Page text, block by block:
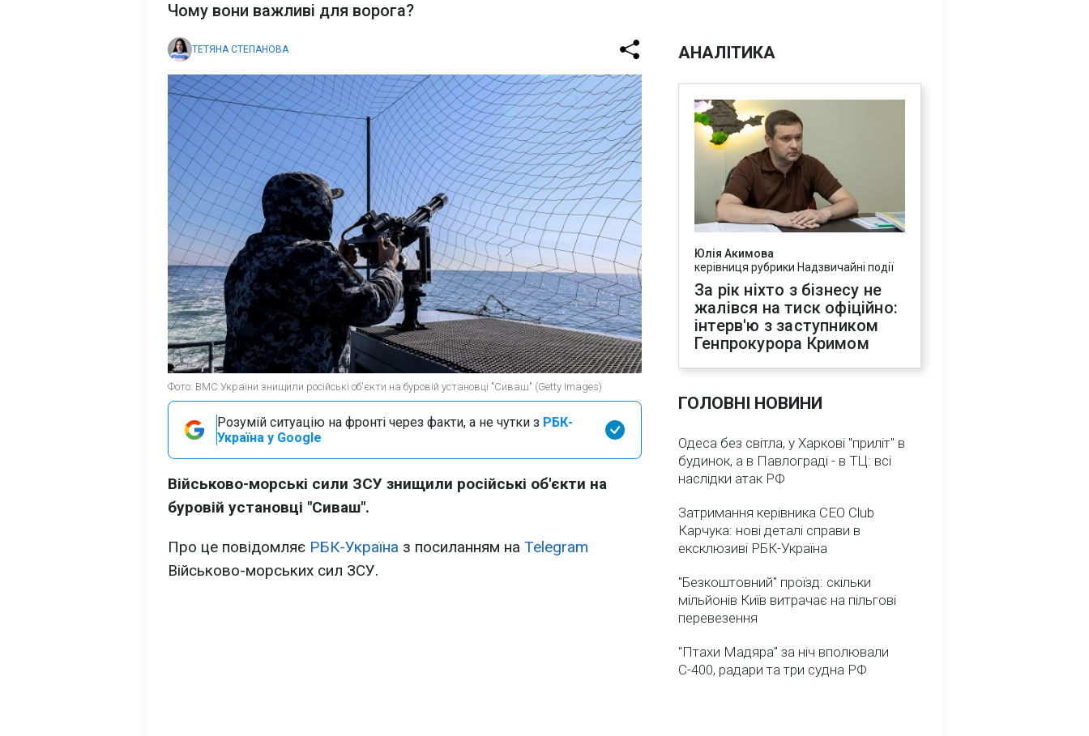
Чому вони важливі для ворога?
ТЕТЯНА СТЕПАНОВА
Фото: ВМС України знищили російські об'єкти на буровій установці "Сиваш" (Getty Images)
Розумій ситуацію на фронті через факти, а не чутки з РБК-
Україна у Google
Військово-морські сили ЗСУ знищили російські об'єкти на
буровій установці "Сиваш".
Про це повідомляє РБК-Україна з посиланням на Telegram
Військово-морських сил ЗСУ.
АНАЛІТИКА
Юлія Акимова
керівниця рубрики Надзвичайні події
За рік ніхто з бізнесу не
жалівся на тиск офіційно:
інтерв'ю з заступником
Генпрокурора Кримом
ГОЛОВНІ НОВИНИ
Одеса без світла, у Харкові "приліт" в
будинок, а в Павлограді - в ТЦ: всі
наслідки атак РФ
Затримання керівника CEO Club
Карчука: нові деталі справи в
ексклюзиві РБК-Україна
"Безкоштовний" проїзд: скільки
мільйонів Київ витрачає на пільгові
перевезення
"Птахи Мадяра" за ніч вполювали
С-400, радари та три судна РФ